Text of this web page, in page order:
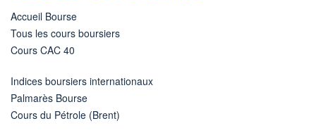
Accueil Bourse
Tous les cours boursiers
Cours CAC 40
Indices boursiers internationaux
Palmarès Bourse
Cours du Pétrole (Brent)